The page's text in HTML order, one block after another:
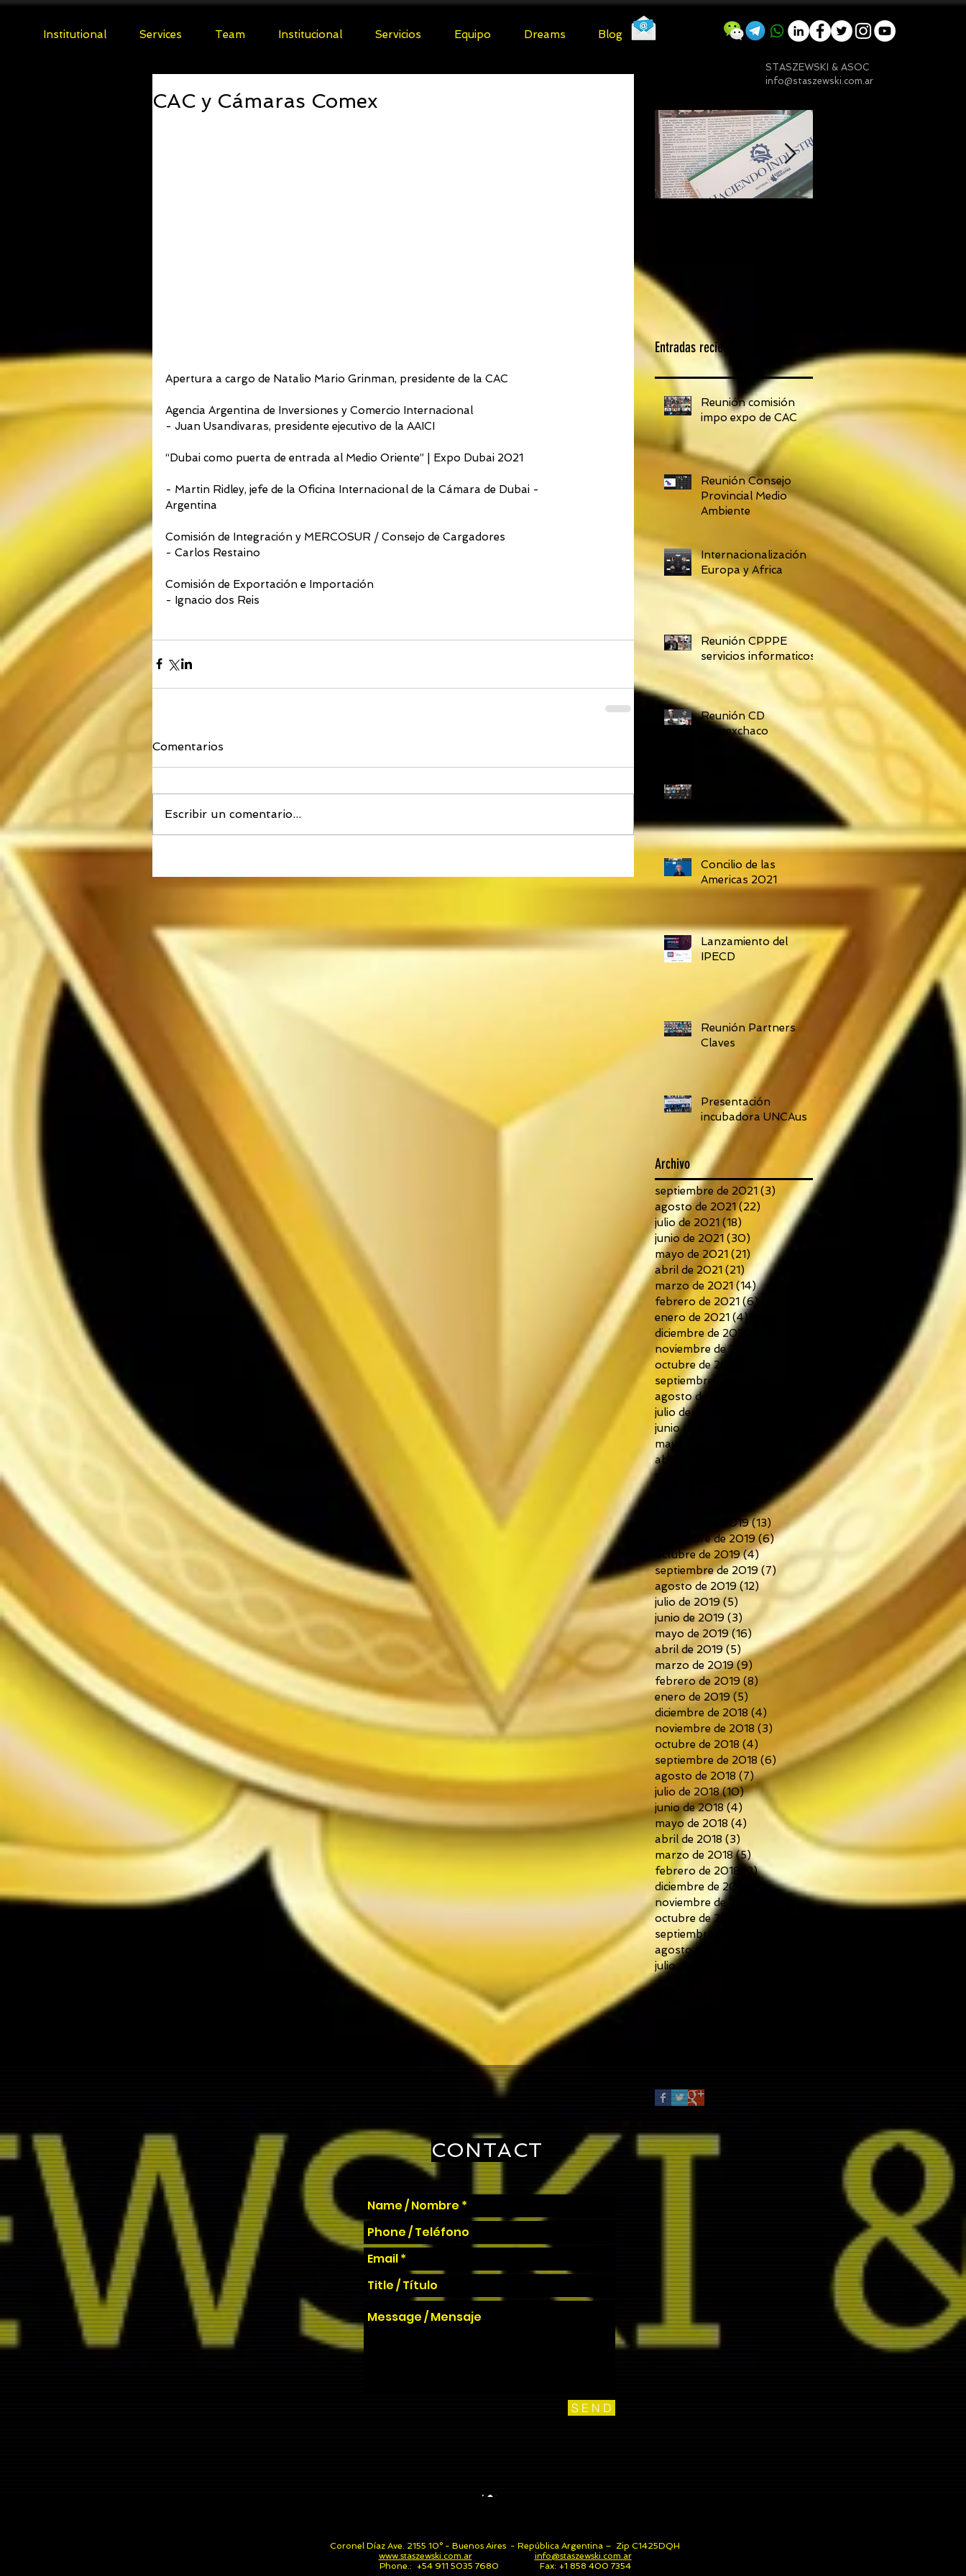
Institutional Services Team Institucional Servicios Equipo Dreams Blog
STASZEWSKI & ASOC
info@staszewski.com.ar
CAC y Cámaras Comex
Apertura a cargo de Natalio Mario Grinman, presidente de la CAC
Agencia Argentina de Inversiones y Comercio Internacional
- Juan Usandivaras, presidente ejecutivo de la AAICI
“Dubai como puerta de entrada al Medio Oriente” | Expo Dubai 2021
- Martin Ridley, jefe de la Oficina Internacional de la Cámara de Dubai -
Argentina
Comisión de Integración y MERCOSUR / Consejo de Cargadores
- Carlos Restaino
Comisión de Exportación e Importación
- Ignacio dos Reis
Comentarios
Escribir un comentario...
Entradas recientes
Reunión comisión
impo expo de CAC
Reunión Consejo
Provincial Medio
Ambiente
Internacionalización
Europa y Africa
Reunión CPPPE
servicios informaticos
Reunión CD
Comexchaco
Concilio de las
Americas 2021
Lanzamiento del
IPECD
Reunión Partners
Claves
Presentación
incubadora UNCAus
Archivo
septiembre de 2021 (3) 3 entradas
agosto de 2021 (22) 22 entradas
julio de 2021 (18) 18 entradas
junio de 2021 (30) 30 entradas
mayo de 2021 (21)21 entradas
abril de 2021 (21)21 entradas
marzo de 2021 (14)14 entradas
febrero de 2021 (6)
enero de 2021 (4)4 entradas
diciembre de 2020
noviembre de 2020
octubre de 2020
septiembre de 2020
agosto de 2020
julio de 2020
junio de 2020
mayo de 2020
abril de 2020
marzo de 2020
6 entradas
2 entradas
4 entradas
diciembre de 2019 (13) 13 entradas
noviembre de 2019 (6)6 entradas
octubre de 2019 (4)4 entradas
septiembre de 2019 (7) 7 entradas
agosto de 2019 (12)12 entradas
julio de 2019 (5) 5 entradas
junio de 2019 (3) 3 entradas
mayo de 2019 (16)16 entradas
abril de 2019 (5) 5 entradas
marzo de 2019 (9) 9 entradas
febrero de 2019 (8)
enero de 2019 (5)
diciembre de 2018 (4)
noviembre de 2018 (3) 3 entradas
octubre de 2018 (4)
septiembre de 2018 (6) 6 entradas
agosto de 2018 (7)7 entradas
julio de 2018 (10)10 entradas
junio de 2018 (4) 4 entradas
mayo de 2018 (4) 4 entradas
abril de 2018 (3) 3 entradas
marzo de 2018 (5)
febrero de 2018
(2)2 entradas
diciembre de 2017
5 entradas
noviembre de 2017
7 entradas
octubre de 2017
septiembre de 2017
agosto de 2017
julio de 2017
CONTACT
S E N D
Coronel Díaz Ave. 2155 10° - Buenos Aires - República Argentina – Zip C1425DQH
www.staszewski.com.ar
info@staszewski.com.ar
Phone.: +54 911 5035 7680 Fax: +1 858 400 7354